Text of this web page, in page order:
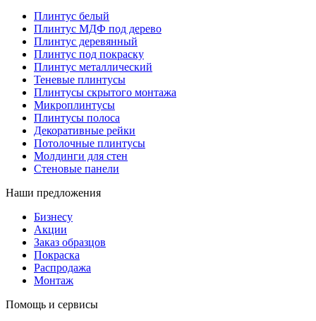
Плинтус белый
Плинтус МДФ под дерево
Плинтус деревянный
Плинтус под покраску
Плинтус металлический
Теневые плинтусы
Плинтусы скрытого монтажа
Микроплинтусы
Плинтусы полоса
Декоративные рейки
Потолочные плинтусы
Молдинги для стен
Стеновые панели
Наши предложения
Бизнесу
Акции
Заказ образцов
Покраска
Распродажа
Монтаж
Помощь и сервисы